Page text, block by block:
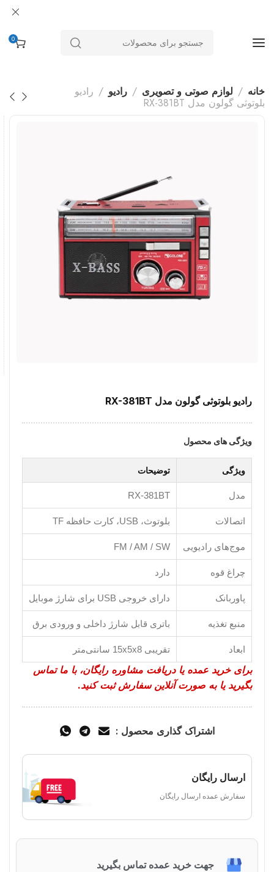
0
خانه لوازم صوتی و تصویری رادیو
رادیو
بلوتوثی گولون مدل RX-381BT
رادیو بلوتوثی گولون مدل RX-381BT
ویژگی های محصول
ویژگی توضیحات
مدل RX-381BT
اتصالات بلوتوث، USB، کارت حافظه TF
موج‌های رادیویی FM / AM / SW
چراغ قوه دارد
پاوربانک دارای خروجی USB برای شارژ موبایل
منبع تغذیه باتری قابل شارژ داخلی و ورودی برق
ابعاد تقریبی 15x5x8 سانتی‌متر
برای خرید عمده یا دریافت مشاوره رایگان، با ما تماس
بگیرید یا به صورت آنلاین سفارش ثبت کنید.
اشتراک گذاری محصول :
ارسال رایگان
سفارش عمده ارسال رایگان
جهت خرید عمده تماس بگیرید